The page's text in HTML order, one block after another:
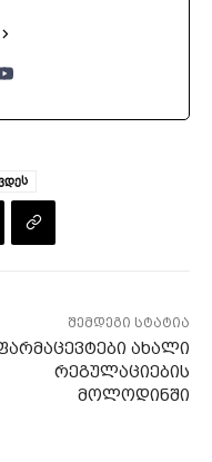
შემდეგი სტატია
ახალი
რეგულაციების
მოლოდინში